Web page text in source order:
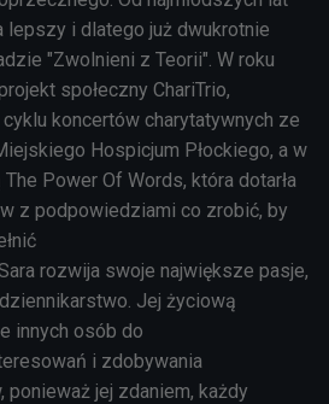
lepszy i dlatego już dwukrotnie
"Zwolnieni z Teorii". W roku
społeczny ChariTrio,
koncertów charytatywnych ze
Hospicjum Płockiego, a w
The Power Of Words, która dotarła
z podpowiedziami co zrobić, by
rozwija swoje największe pasje,
Jej życiową
innych osób do
i zdobywania
jej zdaniem, każdy